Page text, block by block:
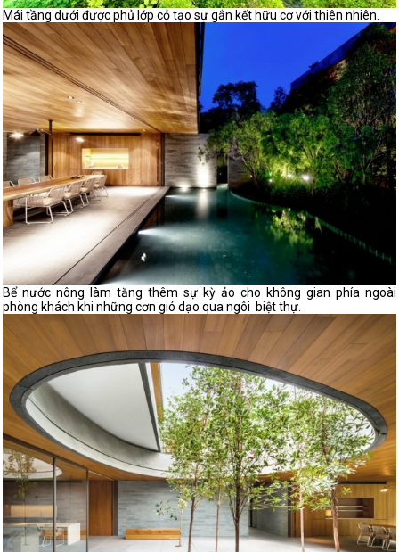
Mái tầng dưới được phủ lớp cỏ tạo sự gắn kết hữu cơ với thiên nhiên.
Bể nước nông làm tăng thêm sự kỳ ảo cho không gian phía ngoài
phòng khách khi những cơn gió dạo qua ngôi biệt thự.